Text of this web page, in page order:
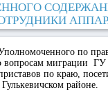
по
вопросам миграции
по краю,
районе.